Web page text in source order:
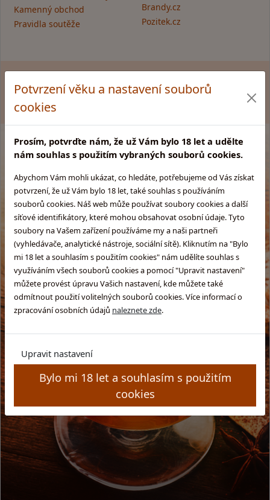
Potvrzení věku a nastavení souborů
cookies
Prosím, potvrďte nám, že už Vám bylo 18 let a udělte
nám souhlas s použitím vybraných souborů cookies.
Abychom Vám mohli ukázat, co hledáte, potřebujeme od Vás získat
potvrzení, že už Vám bylo 18 let, také souhlas s používáním
souborů cookies. Náš web může používat soubory cookies a další
síťové identifikátory, které mohou obsahovat osobní údaje. Tyto
soubory na Vašem zařízení používáme my a naši partneři
(vyhledávače, analytické nástroje, sociální sítě). Kliknutím na "Bylo
mi 18 let a souhlasím s použitím cookies" nám udělíte souhlas s
využíváním všech souborů cookies a pomocí "Upravit nastavení"
můžete provést úpravu Vašich nastavení, kde můžete také
odmítnout použití volitelných souborů cookies. Více informací o
zpracování osobních údajů naleznete zde.
Upravit nastavení
Bylo mi 18 let a souhlasím s použitím
cookies
Kamenný obchod
Pravidla soutěže
Brandy.cz
Pozitek.cz
© GLENTYNO s.r.o. Všechna práva vyhrazena. All rights